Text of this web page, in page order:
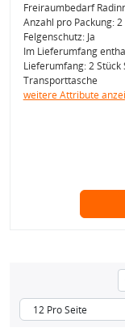
Freiraumbedarf
Anzahl pro Packung: 2
Felgenschutz: Ja
Im Lieferumfang
Lieferumfang: 2
Transporttasche
weitere Attribute